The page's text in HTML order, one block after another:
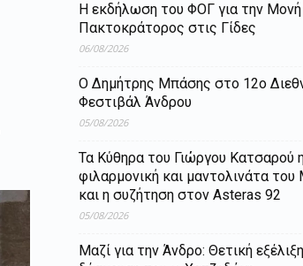
Η εκδήλωση του ΦΟΓ για την Μονή
Πακτοκράτορος στις Γίδες
06/08/2026
Ο Δημήτρης Μπάσης στο 12ο
Φεστιβάλ Άνδρου
05/08/2026
Τα Κύθηρα του Γιώργου Κατσαρού
φιλαρμονική και μαντολινάτα
και η συζήτηση στον Asteras 92
05/08/2026
Μαζί για την Άνδρο: Θετική